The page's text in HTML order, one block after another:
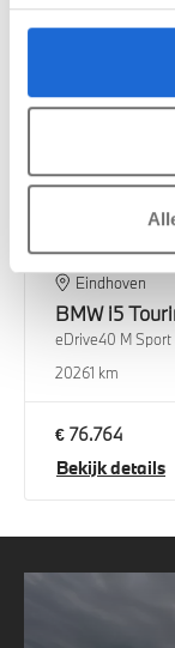
Eindhoven
BMW i5
eDrive40 M Sport
20261 km
€ 76.764
Bekijk details